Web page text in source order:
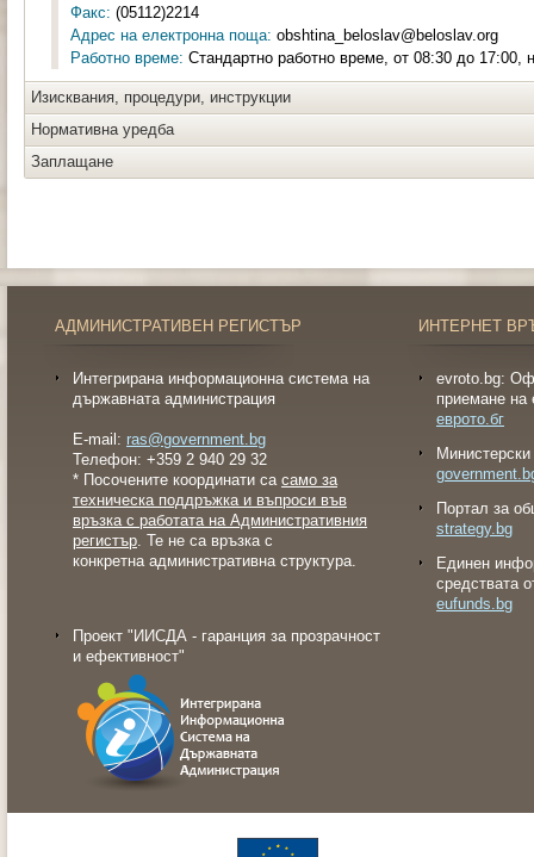
Факс: (05112)2214
Адрес на електронна поща: obshtina_beloslav@beloslav.org
Работно време: Стандартно работно време, от 08:30 до 17:00,
Изисквания, процедури, инструкции
Нормативна уредба
Заплащане
АДМИНИСТРАТИВЕН РЕГИСТЪР
Интегрирана информационна система на
държавната администрация
E-mail: ras@government.bg
Телефон: +359 2 940 29 32
* Посочените координати са само за
техническа поддръжка и въпроси във
връзка с работата на Административния
регистър. Те не са връзка с
конкретна административна структура.
Проект "ИИСДА - гаранция за прозрачност
и ефективност"
ИНТЕРНЕТ
evroto.bg:
приемане на
еврото.бг
Портал за
strategy.bg
Eдинен
средствата
eufunds.bg